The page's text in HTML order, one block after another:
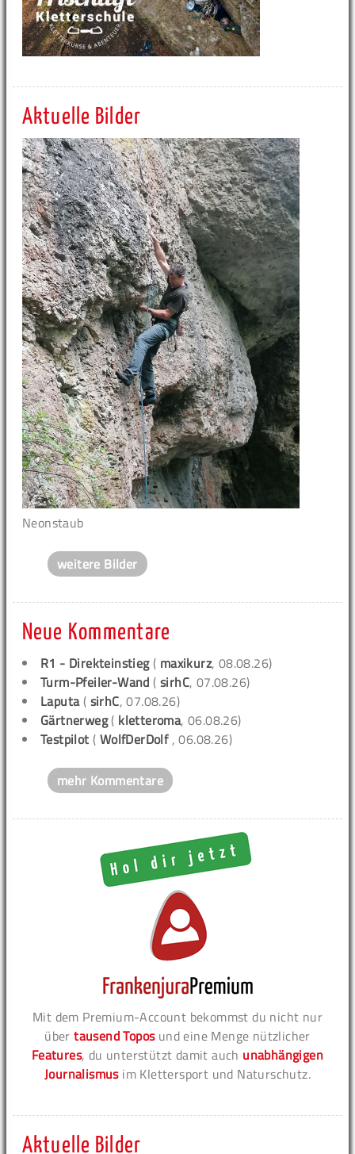
Aktuelle Bilder
Neonstaub
weitere Bilder
Neue Kommentare
R1 - Direkteinstieg( maxikurz, 08.08.26)
Turm-Pfeiler-Wand (sirhC, 07.08.26)
Laputa( sirhC, 07.08.26)
Gärtnerweg( kletteroma, 06.08.26)
Testpilot ( WolfDerDolf , 06.08.26)
mehr Kommentare
Mit dem Premium-Account bekommst du nicht nur
übertausend Toposund eine Menge nützlicher
Features, du unterstützt damit auch unabhängigen
Journalismusim Klettersport und Naturschutz.
Aktuelle Bilder